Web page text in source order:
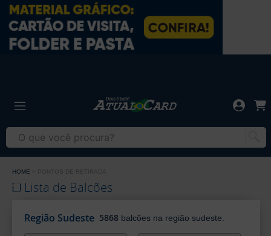
Cartão
de
Visita
Gráfica
Atual
-
HOME PONTOS DE RETIRADA
Lista de Balcões
Região Sudeste 5868 balcões na região sudeste.